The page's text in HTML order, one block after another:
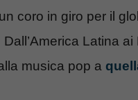
coro in giro per il
Latina
musica pop a